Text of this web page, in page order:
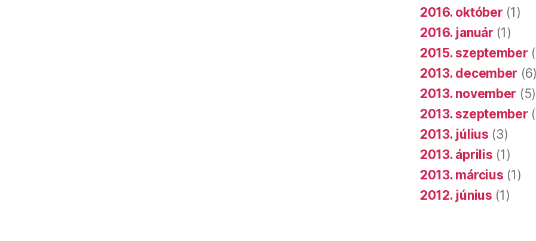
2016. október (1)
2016. január (1)
2015. szeptember
2013. december (6)
2013. november (5)
2013. szeptember
2013. július (3)
2013. április (1)
2013. március (1)
2012. június (1)